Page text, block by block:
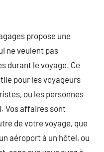
propose une
ne veulent pas
durant le voyage. Ce
pour les voyageurs
ou les personnes
Vos affaires sont
de votre voyage, que
aéroport à un hôtel, ou